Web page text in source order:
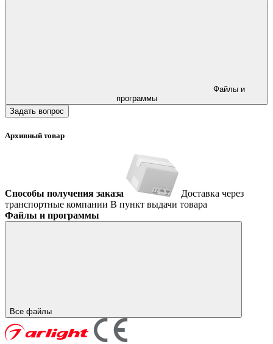
программы
Задать вопрос
Архивный товар
Способы получения заказа
Доставка через
транспортные компании В пункт выдачи товара
Файлы и программы
Все файлы